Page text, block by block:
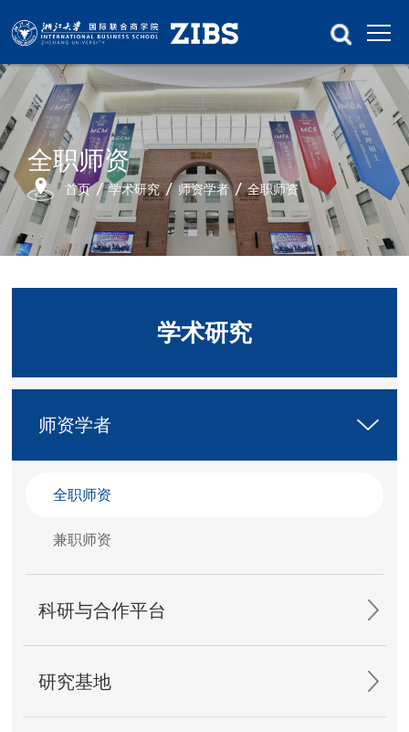
全职师资
首页 学术研究 师资学者 全职师资
学术研究
师资学者
全职师资
兼职师资
科研与合作平台
研究基地